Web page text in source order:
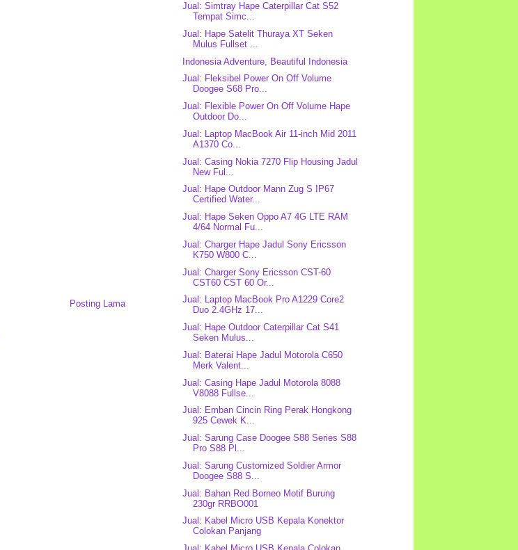
Posting Lama
Jual: Simtray Hape Caterpillar Cat S52
Tempat Simc...
Jual: Hape Satelit Thuraya XT Seken
Mulus Fullset ...
Indonesia Adventure, Beautiful Indonesia
Jual: Fleksibel Power On Off Volume
Doogee S68 Pro...
Jual: Flexible Power On Off Volume Hape
Outdoor Do...
Jual: Laptop MacBook Air 11-inch Mid 2011
A1370 Co...
Jual: Casing Nokia 7270 Flip Housing Jadul
New Ful...
Jual: Hape Outdoor Mann Zug S IP67
Certified Water...
Jual: Hape Seken Oppo A7 4G LTE RAM
4/64 Normal Fu...
Jual: Charger Hape Jadul Sony Ericsson
K750 W800 C...
Jual: Charger Sony Ericsson CST-60
CST60 CST 60 Or...
Jual: Laptop MacBook Pro A1229 Core2
Duo 2.4GHz 17...
Jual: Hape Outdoor Caterpillar Cat S41
Seken Mulus...
Jual: Baterai Hape Jadul Motorola C650
Merk Valent...
Jual: Casing Hape Jadul Motorola 8088
V8088 Fullse...
Jual: Emban Cincin Ring Perak Hongkong
925 Cewek K...
Jual: Sarung Case Doogee S88 Series S88
Pro S88 Pl...
Jual: Sarung Customized Soldier Armor
Doogee S88 S...
Jual: Bahan Red Borneo Motif Burung
230gr RRBO001
Jual: Kabel Micro USB Kepala Konektor
Colokan Panjang